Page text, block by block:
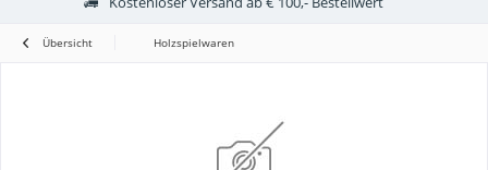
Übersicht Holzspielwaren